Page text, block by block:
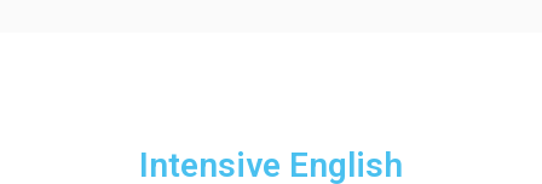
Intensive English